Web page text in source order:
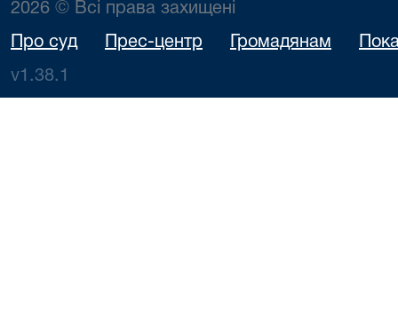
2026 © Всі права захищені
Про суд Прес-центр Громадянам
v1.38.1